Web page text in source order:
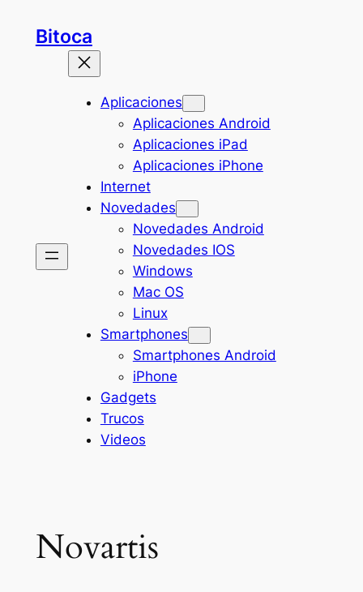
Bitoca
Aplicaciones
Aplicaciones Android
Aplicaciones iPad
Aplicaciones iPhone
Internet
Novedades
Novedades Android
Novedades IOS
Windows
Mac OS
Linux
Smartphones
Smartphones Android
iPhone
Gadgets
Trucos
Videos
Novartis